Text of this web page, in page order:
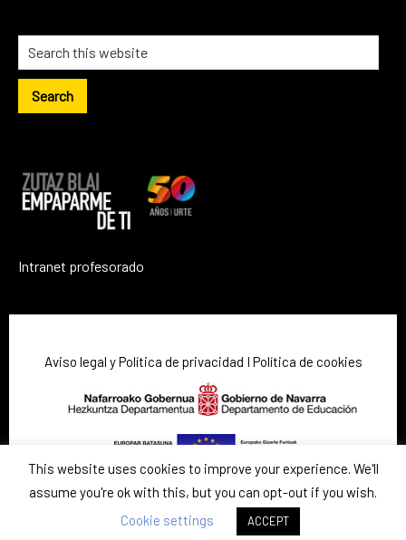
Search
this
website
Intranet profesorado
Aviso legal y Política de privacidad I Política de cookies
This website uses cookies to improve your experience. We'll
assume you're ok with this, but you can opt-out if you wish.
Cookie settings
ACCEPT